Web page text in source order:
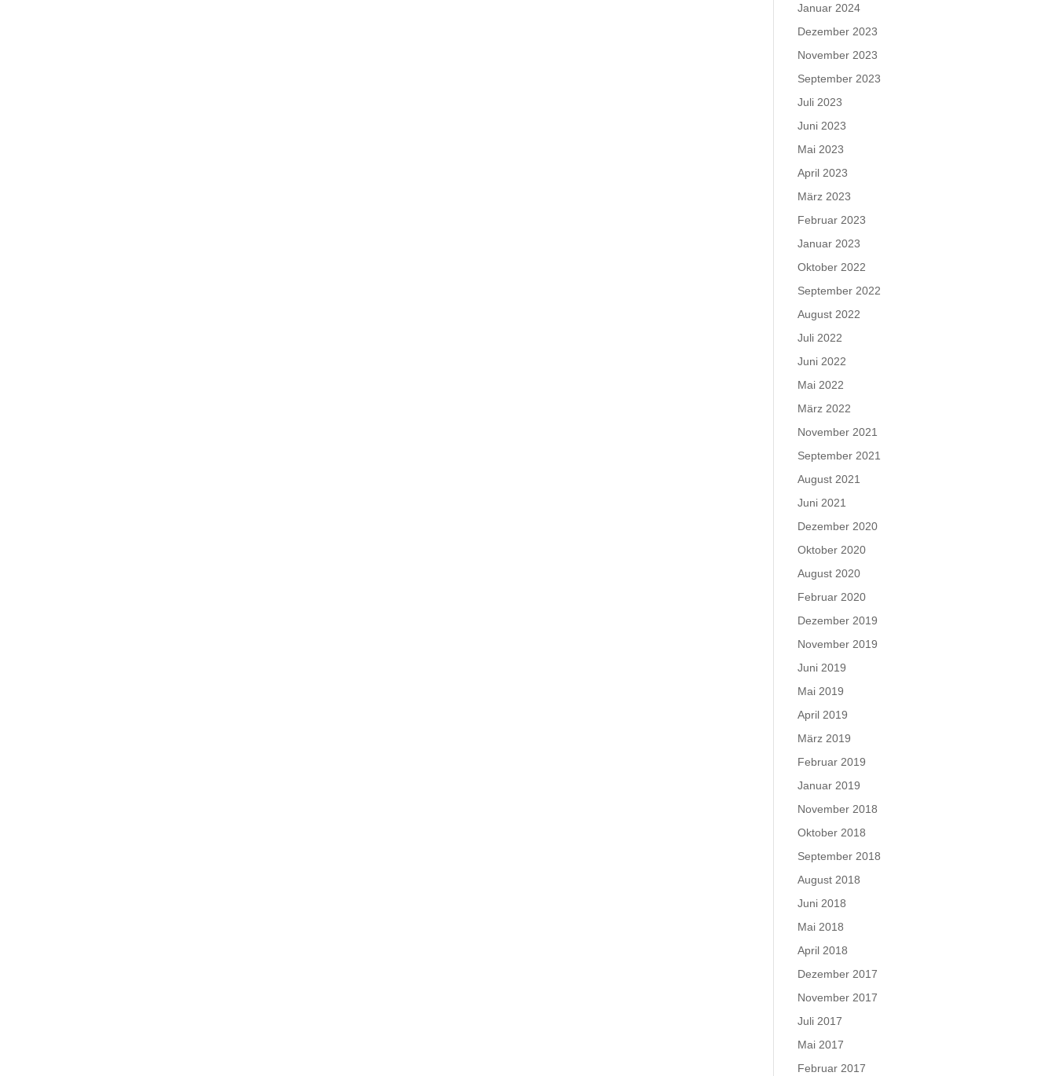
Januar 2024
Dezember 2023
November 2023
September 2023
Juli 2023
Juni 2023
Mai 2023
April 2023
März 2023
Februar 2023
Januar 2023
Oktober 2022
September 2022
August 2022
Juli 2022
Juni 2022
Mai 2022
März 2022
November 2021
September 2021
August 2021
Juni 2021
Dezember 2020
Oktober 2020
August 2020
Februar 2020
Dezember 2019
November 2019
Juni 2019
Mai 2019
April 2019
März 2019
Februar 2019
Januar 2019
November 2018
Oktober 2018
September 2018
August 2018
Juni 2018
Mai 2018
April 2018
Dezember 2017
November 2017
Juli 2017
Mai 2017
Februar 2017